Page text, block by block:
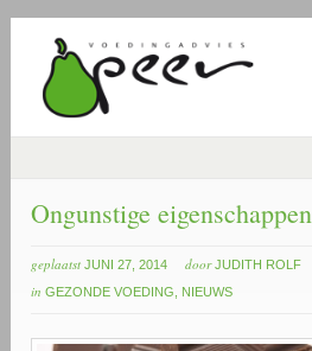
Ongunstige
geplaatst JUNI 27, 2014 door JUDITH ROLF
inGEZONDE VOEDING NIEUWS